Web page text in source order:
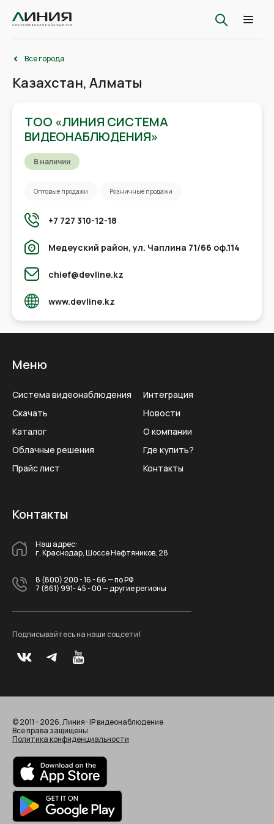
Все города
Казахстан, Алматы
ТОО «ЛИНИЯ СИСТЕМА
ВИДЕОНАБЛЮДЕНИЯ»
В наличии
Оптовые продажи Розничные продажи
+7 727 310-12-18
Медеуский район, ул. Чаплина 71/66 оф.114
chief@devline.kz
www.devline.kz
Контакты
Наш адрес:
г. Краснодар, Шоссе Нефтяников, 28
8 (800) 200 - 16 - 66— по РФ
7 (861) 991- 45 - 00— другие регионы
Подписывайтесь на наши соцсети!
Меню
Система видеонаблюдения
Скачать
Каталог
Облачные решения
Прайс лист
Интеграция
Новости
О компании
Где купить?
Контакты
© 2011 - 2026. Линия- IP видеонаблюдение
Все права защищены
Политика конфиденциальности